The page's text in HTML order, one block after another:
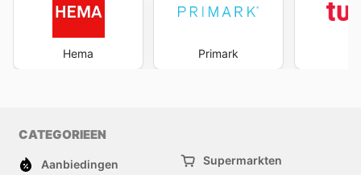
Hema Primark
CATEGORIEEN
Aanbiedingen
Supermarkten